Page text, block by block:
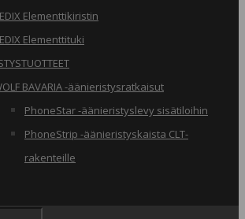
Elementtikiristin
Elementtituki
BAVARIA -äänieristysratkaisut
PhoneStar -äänieristyslevy sisätiloihin
PhoneStrip -äänieristyskaista CLT-
rakenteille